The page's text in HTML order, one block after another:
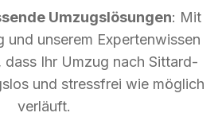
Umzugslösungen: Mit
und unserem Expertenwissen
dass Ihr Umzug nach Sittard-
und stressfrei wie möglich
verläuft.